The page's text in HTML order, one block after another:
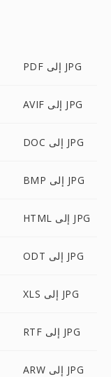
PDF إلى JPG
AVIF إلى JPG
DOC إلى JPG
BMP إلى JPG
HTML إلى JPG
ODT إلى JPG
XLS إلى JPG
RTF إلى JPG
ARW إلى JPG